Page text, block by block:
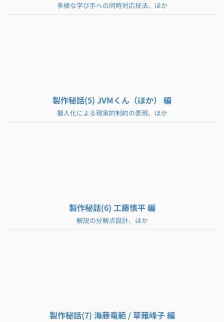
多様な学び手への同時対応技法、ほか
製作秘話(5) JVMくん（ほか） 編
擬人化による現実的制約の表現、ほか
製作秘話(6) 工藤慎平 編
解説の分解点設計、ほか
製作秘話(7) 海藤竜範 / 草薙峰子 編